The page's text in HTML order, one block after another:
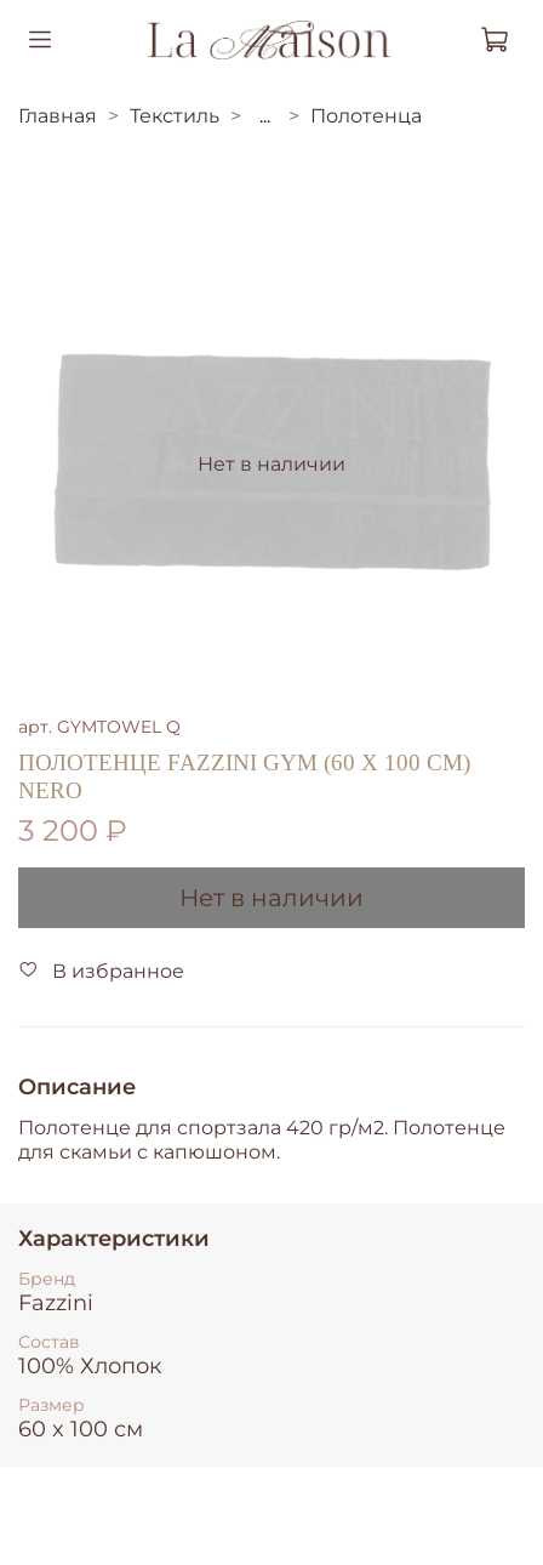
Главная Текстиль ... Полотенца
Нет в наличии
арт. GYMTOWEL Q
ПОЛОТЕНЦЕ FAZZINI GYM (60 X 100 СМ)
NERO
3 200 ₽
Нет в наличии
В избранное
Описание
Полотенце для спортзала 420 гр/м2. Полотенце
для скамьи с капюшоном.
Характеристики
Бренд
Fazzini
Состав
100% Хлопок
Размер
60 x 100 см